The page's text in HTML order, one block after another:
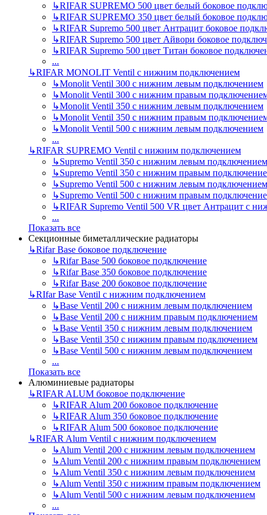
↳RIFAR SUPREMO 500 цвет белый боковое
↳RIFAR SUPREMO 350 цвет белый боковое
↳RIFAR Supremo 500 цвет Антрацит боковое
↳RIFAR Supremo 500 цвет Айвори боковое
↳RIFAR Supremo 500 цвет Титан боковое
...
↳RIFAR MONOLIT Ventil с нижним подключением
↳Monolit Ventil 300 с нижним левым подключением
↳Monolit Ventil 300 с нижним правым
↳Monolit Ventil 350 с нижним левым подключением
↳Monolit Ventil 350 с нижним правым
↳Monolit Ventil 500 с нижним левым подключением
...
↳RIFAR SUPREMO Ventil с нижним подключением
↳Supremo Ventil 350 с нижним левым подключением
↳Supremo Ventil 350 с нижним правым
↳Supremo Ventil 500 с нижним левым подключением
↳Supremo Ventil 500 с нижним правым
↳RIFAR Supremo Ventil 500 VR цвет Антрацит с
...
Показать все
Секционные биметаллические радиаторы
↳Rifar Base боковое подключение
↳Rifar Base 500 боковое подключение
↳Rifar Base 350 боковое подключение
↳Rifar Base 200 боковое подключение
↳RIfar Base Ventil с нижним подключением
↳Base Ventil 200 с нижним левым подключением
↳Base Ventil 200 с нижним правым подключением
↳Base Ventil 350 с нижним левым подключением
↳Base Ventil 350 с нижним правым подключением
↳Base Ventil 500 с нижним левым подключением
...
Показать все
Алюминиевые радиаторы
↳RIFAR ALUM боковое подключение
↳RIFAR Alum 200 боковое подключение
↳RIFAR Alum 350 боковое подключение
↳RIFAR Alum 500 боковое подключение
↳RIFAR Alum Ventil с нижним подключением
↳Alum Ventil 200 с нижним левым подключением
↳Alum Ventil 200 с нижним правым подключением
↳Alum Ventil 350 с нижним левым подключением
↳Alum Ventil 350 с нижним правым подключением
↳Alum Ventil 500 с нижним левым подключением
...